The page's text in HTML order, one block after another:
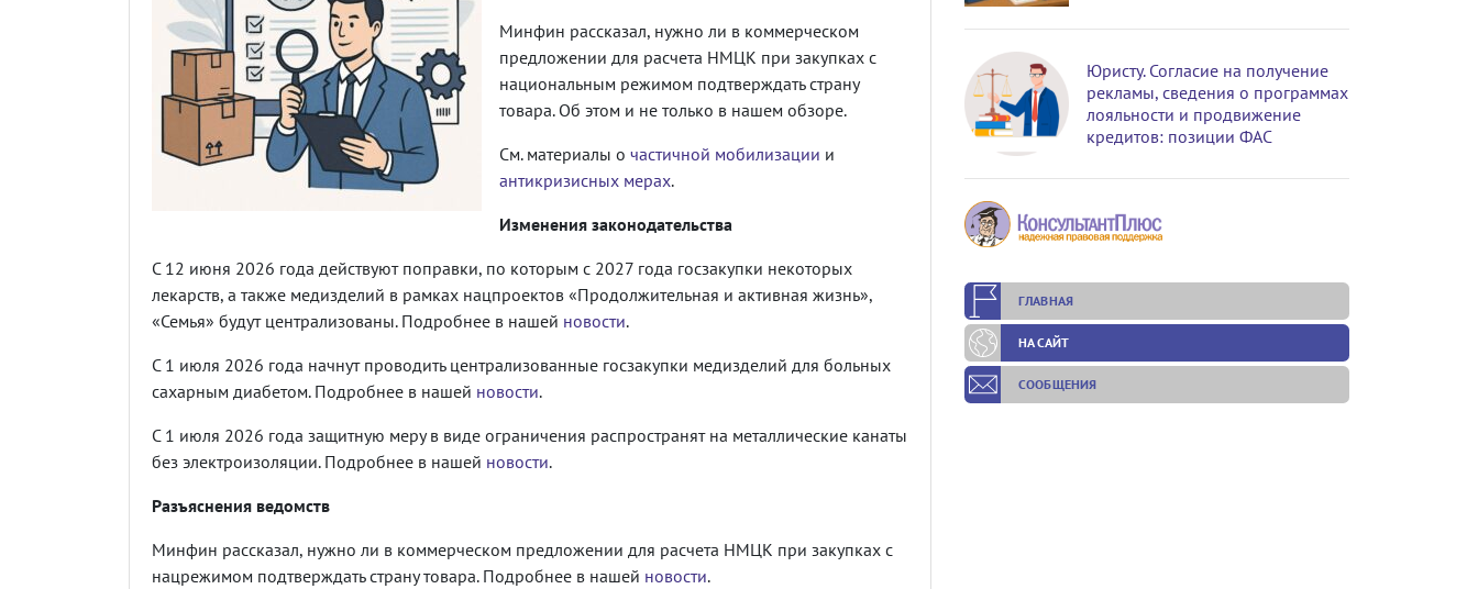
Минфин рассказал, нужно ли в коммерческом
предложении для расчета НМЦК при закупках с
национальным режимом подтверждать страну
товара. Об этом и не только в нашем обзоре.
См. материалы о частичной мобилизации и
антикризисных мерах.
Изменения законодательства
С 12 июня 2026 года действуют поправки, по которым с 2027 года госзакупки некоторых
лекарств, а также медизделий в рамках нацпроектов «Продолжительная и активная жизнь»,
«Семья» будут централизованы. Подробнее в нашей новости.
С 1 июля 2026 года начнут проводить централизованные госзакупки медизделий для больных
сахарным диабетом. Подробнее в нашей новости.
С 1 июля 2026 года защитную меру в виде ограничения распространят на металлические канаты
без электроизоляции. Подробнее в нашей новости.
Разъяснения ведомств
Минфин рассказал, нужно ли в коммерческом предложении для расчета НМЦК при закупках с
нацрежимом подтверждать страну товара. Подробнее в нашей новости.
Юристу. Согласие на получение
рекламы, сведения о программах
лояльности и продвижение
кредитов: позиции ФАС
ГЛАВНАЯ
НА САЙТ
СООБЩЕНИЯ